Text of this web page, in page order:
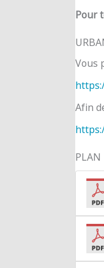
Pour
Vous
Afin
PLAN